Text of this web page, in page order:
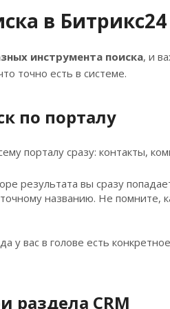
в Битрикс24
инструмента поиска, и
точно есть в системе.
по порталу
порталу сразу: контакты,
результата вы сразу
названию. Не помните,
у вас в голове есть
раздела CRM